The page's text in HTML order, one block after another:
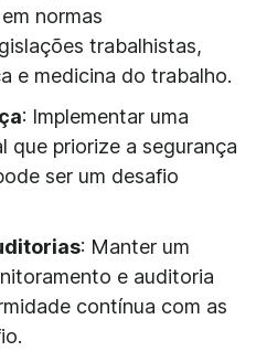
normas
trabalhistas,
e medicina do trabalho.
: Implementar uma
que priorize a segurança
ser um desafio
: Manter um
e auditoria
contínua com as